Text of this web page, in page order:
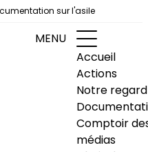
sur l'asile
MENU
Accueil
Actions
Notre regard
Comptoir
médias